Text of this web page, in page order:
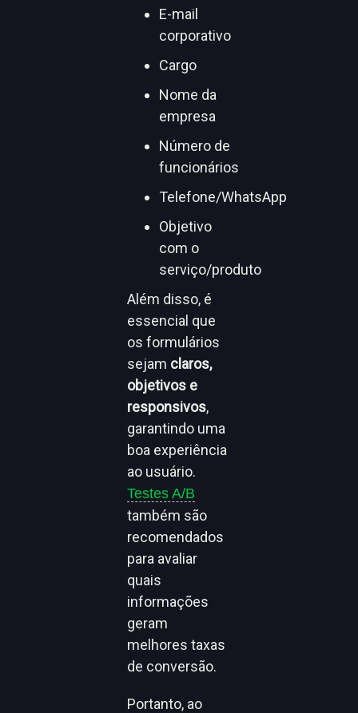
E-mail
corporativo
Cargo
Nome da
empresa
Número de
funcionários
Telefone/WhatsApp
Objetivo
com o
serviço/produto
Além disso, é
essencial que
os formulários
sejam claros,
objetivos e
responsivos,
garantindo uma
boa experiência
ao usuário.
Testes A/B
também são
recomendados
para avaliar
quais
informações
geram
melhores taxas
de conversão.
Portanto, ao